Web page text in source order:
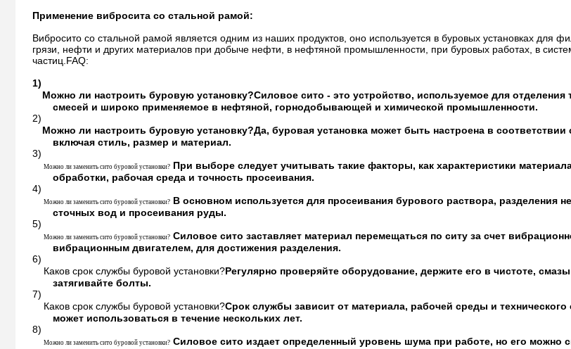
Применение вибросита со стальной рамой:
Вибросито со стальной рамой является одним из наших продуктов, оно используется в буровых установках для
грязи, нефти и других материалов при добыче нефти, в нефтяной промышленности, при буровых работах, в
частиц.FAQ:
1)
Можно ли настроить буровую установку?Силовое сито - это устройство, используемое для отделения
смесей и широко применяемое в нефтяной, горнодобывающей и химической промышленности.
2)
Можно ли настроить буровую установку?Да, буровая установка может быть настроена в соответствии
включая стиль, размер и материал.
3)
Можно ли заменить сито буровой установки? При выборе следует учитывать такие факторы, как характеристики
обработки, рабочая среда и точность просеивания.
4)
Можно ли заменить сито буровой установки? В основном используется для просеивания бурового раствора, разделения
сточных вод и просеивания руды.
5)
Можно ли заменить сито буровой установки? Силовое сито заставляет материал перемещаться по ситу за счет
вибрационным двигателем, для достижения разделения.
6)
Каков срок службы буровой установки?Регулярно проверяйте оборудование, держите его в чистоте,
затягивайте болты.
7)
Каков срок службы буровой установки?Срок службы зависит от материала, рабочей среды и
может использоваться в течение нескольких лет.
8)
Можно ли заменить сито буровой установки? Силовое сито издает определенный уровень шума при работе, но его можно